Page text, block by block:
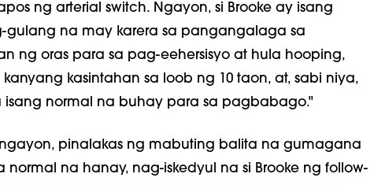
ng arterial switch. Ngayon, si Brooke ay isang
gulang na may karera sa pangangalaga sa
ng oras para sa pag-eehersisyo at hula hooping,
kasintahan sa loob ng 10 taon, at, sabi niya,
isang normal na buhay para sa pagbabago."
pinalakas ng mabuting balita na gumagana
normal na hanay, nag-iskedyul na si Brooke ng follow-